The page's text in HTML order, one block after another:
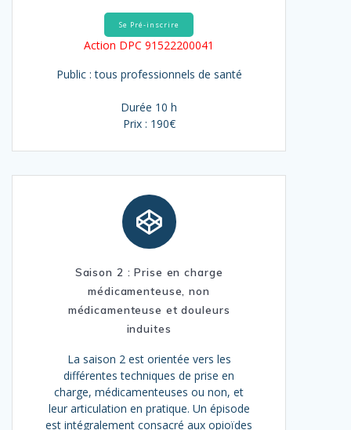
Se Pré-inscrire
Action DPC 91522200041
Public : tous professionnels de santé
Durée 10 h
Prix : 190€
Saison 2 : Prise en charge
médicamenteuse, non
médicamenteuse et douleurs
induites
La saison 2 est orientée vers les
différentes techniques de prise en
charge, médicamenteuses ou non, et
leur articulation en pratique. Un épisode
est intégralement consacré aux opioïdes